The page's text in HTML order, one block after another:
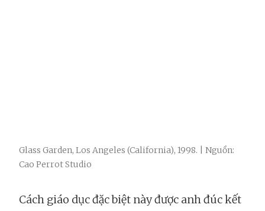
Glass Garden, Los Angeles (California), 1998. | Nguồn:
Cao Perrot Studio
Cách giáo dục đặc biệt này được anh đúc kết